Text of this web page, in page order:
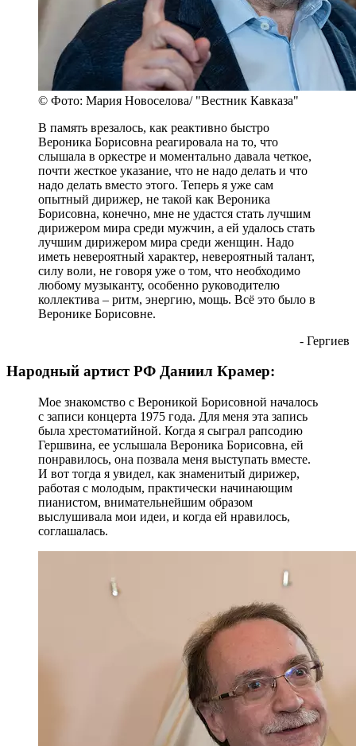
© Фото: Мария Новоселова/ "Вестник Кавказа"
В память врезалось, как реактивно быстро
Вероника Борисовна реагировала на то, что
слышала в оркестре и моментально давала четкое,
почти жесткое указание, что не надо делать и что
надо делать вместо этого. Теперь я уже сам
опытный дирижер, не такой как Вероника
Борисовна, конечно, мне не удастся стать лучшим
дирижером мира среди мужчин, а ей удалось стать
лучшим дирижером мира среди женщин. Надо
иметь невероятный характер, невероятный талант,
силу воли, не говоря уже о том, что необходимо
любому музыканту, особенно руководителю
коллектива – ритм, энергию, мощь. Всё это было в
Веронике Борисовне.
- Гергиев
Народный артист РФ Даниил Крамер:
Мое знакомство с Вероникой Борисовной началось
с записи концерта 1975 года. Для меня эта запись
была хрестоматийной. Когда я сыграл рапсодию
Гершвина, ее услышала Вероника Борисовна, ей
понравилось, она позвала меня выступать вместе.
И вот тогда я увидел, как знаменитый дирижер,
работая с молодым, практически начинающим
пианистом, внимательнейшим образом
выслушивала мои идеи, и когда ей нравилось,
соглашалась.